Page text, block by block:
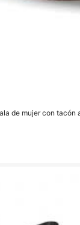
de mujer con
Un modelo cómodo y